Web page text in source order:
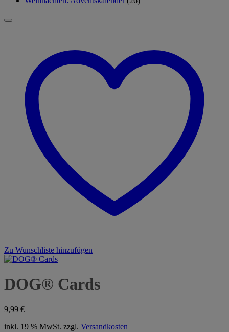
Zu Wunschliste hinzufügen
DOG® Cards
9,99 €
inkl. 19 % MwSt. zzgl. Versandkosten